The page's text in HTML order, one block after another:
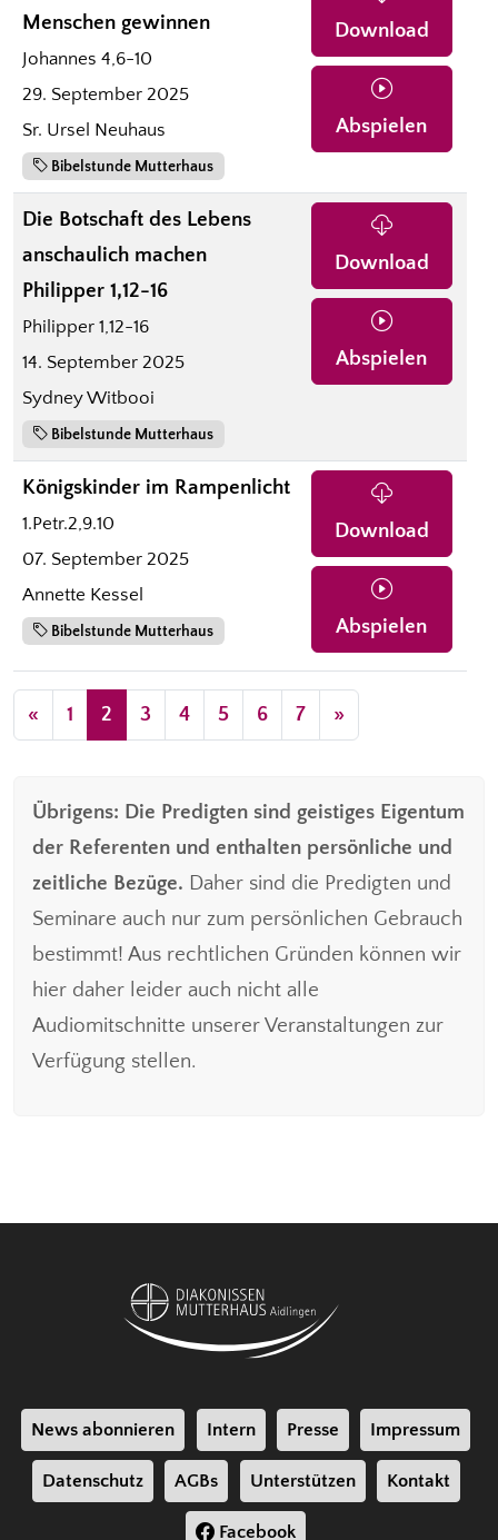
Menschen gewinnen
Johannes 4,6-10
29. September 2025
Sr. Ursel Neuhaus
Bibelstunde Mutterhaus
Download
Abspielen
Die Botschaft des Lebens
anschaulich machen
Philipper 1,12-16
Philipper 1,12-16
14. September 2025
Sydney Witbooi
Bibelstunde Mutterhaus
Download
Abspielen
Königskinder im Rampenlicht
1.Petr.2,9.10
07. September 2025
Annette Kessel
Bibelstunde Mutterhaus
Download
Abspielen
« 1 2 3 4 5 6 7 »
Übrigens: Die Predigten sind geistiges Eigentum
der Referenten und enthalten persönliche und
zeitliche Bezüge. Daher sind die Predigten und
Seminare auch nur zum persönlichen Gebrauch
bestimmt! Aus rechtlichen Gründen können wir
hier daher leider auch nicht alle
Audiomitschnitte unserer Veranstaltungen zur
Verfügung stellen.
News abonnieren Intern Presse Impressum
Datenschutz AGBs Unterstützen Kontakt
Facebook